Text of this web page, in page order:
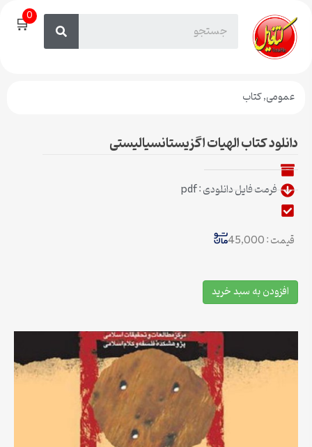
🛒0
عمومی,کتاب
دانلود کتاب الهیات اگزیستانسیالیستی
فرمت فایل دانلودی : pdf
قیمت : 45,000
افزودن به سبد خرید